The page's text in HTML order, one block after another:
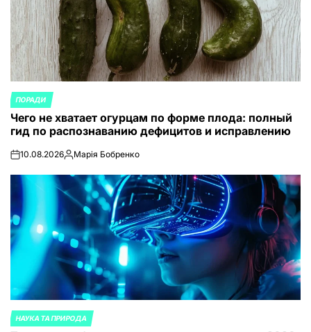
ОПУБЛИКОВАНО
В
ПОРАДИ
Чего не хватает огурцам по форме плода: полный
гид по распознаванию дефицитов и исправлению
on10.08.2026Запись
Марія Бобренко
ОПУБЛИКОВАНО
НАУКА ТА ПРИРОДА